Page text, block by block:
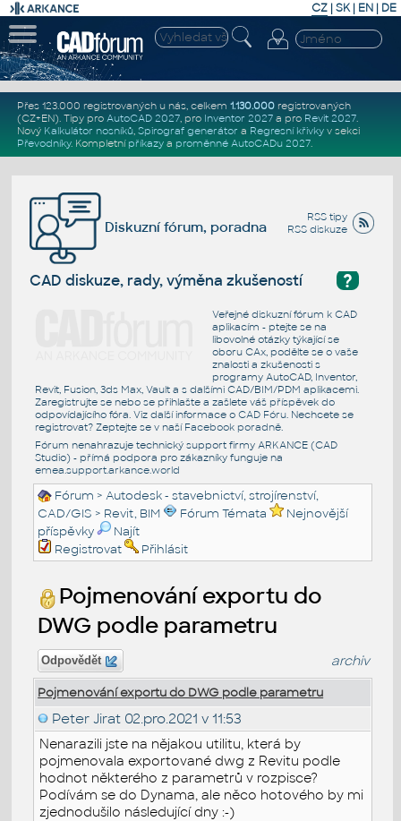
CZ | SK| EN | DE
Přes 123.000 registrovaných u nás, celkem 1.130.000registrovaných
(CZ+EN). Tipy pro AutoCAD 2027, pro Inventor 2027a pro Revit 2027.
Nový Kalkulátor nosníků, Spirograf generátor a Regresní křivkyv sekci
Převodníky. Kompletní příkazya proměnné AutoCADu 2027.
RSS tipy
RSS diskuze
Diskuzní fórum, poradna
?
CAD diskuze, rady, výměna zkušeností
Veřejné diskuzní fórum k CAD
aplikacím - ptejte se na
libovolné otázky týkající se
oboru CAx, podělte se o vaše
znalosti a zkušenosti s
programy AutoCAD, Inventor,
Revit, Fusion, 3ds Max, Vault a s dalšími CAD/BIM/PDM aplikacemi.
Zaregistrujte se nebo se přihlašte a zašlete váš příspěvek do
odpovídajícího fóra. Viz další informace o CAD Fóru. Nechcete se
registrovat? Zeptejte se v naší Facebook poradně.
Fórum nenahrazuje technický support firmy ARKANCE (CAD
Studio) - přímá podpora pro zákazníky funguje na
emea.support.arkance.world
Fórum >Autodesk - stavebnictví, strojírenství,
CAD/GIS > Revit, BIM Fórum Témata
Nejnovější
příspěvky
Najít
Registrovat
Přihlásit
Pojmenování exportu do
DWG podle parametru
Odpovědět archiv
Pojmenování exportu do DWG podle parametru
Peter Jirat 02.pro.2021 v 11:53
Nenarazili jste na nějakou utilitu, která by
pojmenovala exportované dwg z Revitu podle
hodnot některého z parametrů v rozpisce?
Podívám se do Dynama, ale něco hotového by mi
zjednodušilo následující dny :-)